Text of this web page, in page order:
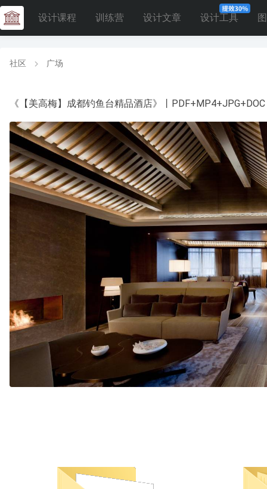
设计课程 训练营 设计文章 设计工具
社区 广场
《【美高梅】成都钓鱼台精品酒店》丨